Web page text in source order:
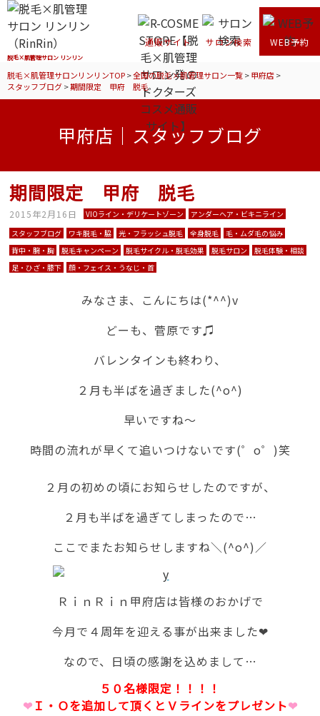
脱毛×肌管理サロン リンリン
通販サイト サロン検索 WEB予約
脱毛×肌管理サロンリンリンTOP>全国の脱毛×肌管理サロン一覧>甲府店>
スタッフブログ>期間限定 甲府 脱毛
甲府店｜スタッフブログ
期間限定 甲府 脱毛
2015年2月16日 VIOライン・デリケートゾーン
アンダーヘア・ビキニライン
スタッフブログ
ワキ脱毛・脇 光・フラッシュ脱毛 全身脱毛
毛・ムダ毛の悩み
背中・腕・胸
脱毛キャンペーン 脱毛サイクル・脱毛効果 脱毛サロン
脱毛体験・相談
足・ひざ・膝下
顔・フェイス・うなじ・首
みなさま、こんにちは(*^^)v
どーも、菅原です♫
バレンタインも終わり、
２月も半ばを過ぎました(^o^)
早いですね～
時間の流れが早くて追いつけないです(゜o゜)笑
２月の初めの頃にお知らせしたのですが、
２月も半ばを過ぎてしまったので…
ここでまたお知らせしますね＼(^o^)／
ＲｉｎＲｉｎ甲府店は皆様のおかげで
今月で４周年を迎える事が出来ました❤
なので、日頃の感謝を込めまして…
５０名様限定！！！！
❤ Ｉ・Ｏを追加して頂くとＶラインをプレゼント❤